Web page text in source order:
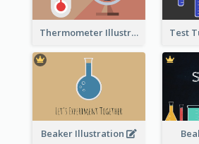
Thermometer Illustration
Beaker Illustration